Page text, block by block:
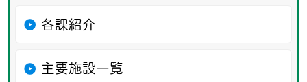
各課紹介
主要施設一覧